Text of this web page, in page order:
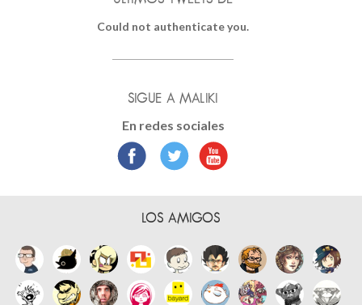
Could not authenticate you.
SIGUE A MALIKI
En redes sociales
LOS AMIGOS